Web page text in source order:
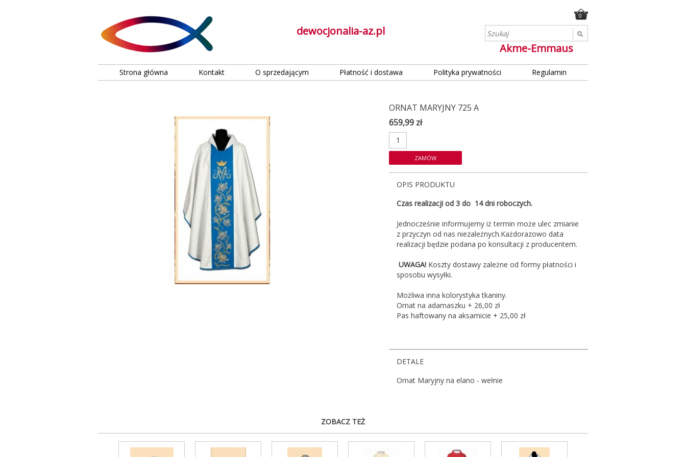
dewocjonalia-az.pl
0
Akme-Emmaus
Strona główna Kontakt O sprzedającym Płatność i dostawa Polityka prywatności Regulamin
ORNAT MARYJNY 725 A
659,99 zł
OPIS PRODUKTU
Czas realizacji od 3 do 14 dni roboczych.
Jednocześnie informujemy iż termin może ulec zmianie
z przyczyn od nas niezależnych.Każdorazowo data
realizacji będzie podana po konsultacji z producentem.
UWAGA! Koszty dostawy zależne od formy płatności i
sposobu wysyłki.
Możliwa inna kolorystyka tkaniny.
Ornat na adamaszku + 26,00 zł
Pas haftowany na aksamicie + 25,00 zł
DETALE
Ornat Maryjny na elano - wełnie
ZOBACZ TEŻ